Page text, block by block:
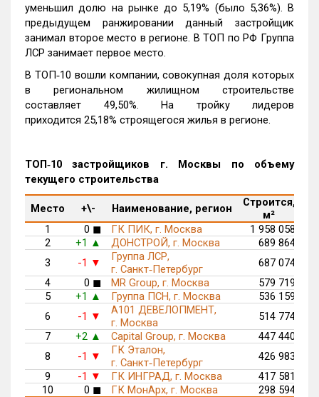
уменьшил долю на рынке до 5,19% (было 5,36%). В
предыдущем ранжировании данный застройщик
занимал второе место в регионе. В ТОП по РФ Группа
ЛСР занимает первое место.
В ТОП‑10 вошли компании, совокупная доля которых
в региональном жилищном строительстве
составляет 49,50%. На тройку лидеров
приходится 25,18% строящегося жилья в регионе.
ТОП‑10 застройщиков г. Москвы по объему
текущего строительства
Место +\- Наименование, регион
Строится,
м²
1
0 ◼ ГК ПИК, г. Москва
1 958 058
2
+1 ▲ ДОНСТРОЙ, г. Москва
689 864
3
-1 ▼
Группа ЛСР,
г. Санкт‑Петербург
687 074
4
0 ◼ MR Group, г. Москва
579 719
5
+1 ▲ Группа ПСН, г. Москва
536 159
6
-1 ▼
А101 ДЕВЕЛОПМЕНТ,
г. Москва
514 774
7
+2 ▲ Capital Group, г. Москва
447 440
8
-1 ▼
ГК Эталон,
г. Санкт‑Петербург
426 983
9
-1 ▼ ГК ИНГРАД, г. Москва
417 581
10
0 ◼ ГК МонАрх, г. Москва 298 594